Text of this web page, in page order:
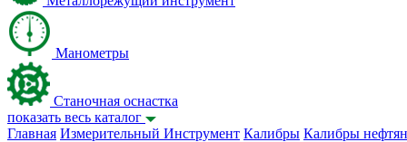
Манометры
Станочная оснастка
показать весь каталог
Главная Измерительный Инструмент Калибры Калибры